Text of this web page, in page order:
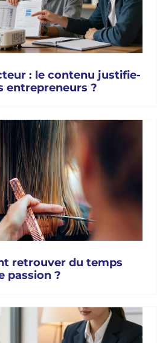
: le contenu justifie-
entrepreneurs ?
retrouver du temps
passion ?